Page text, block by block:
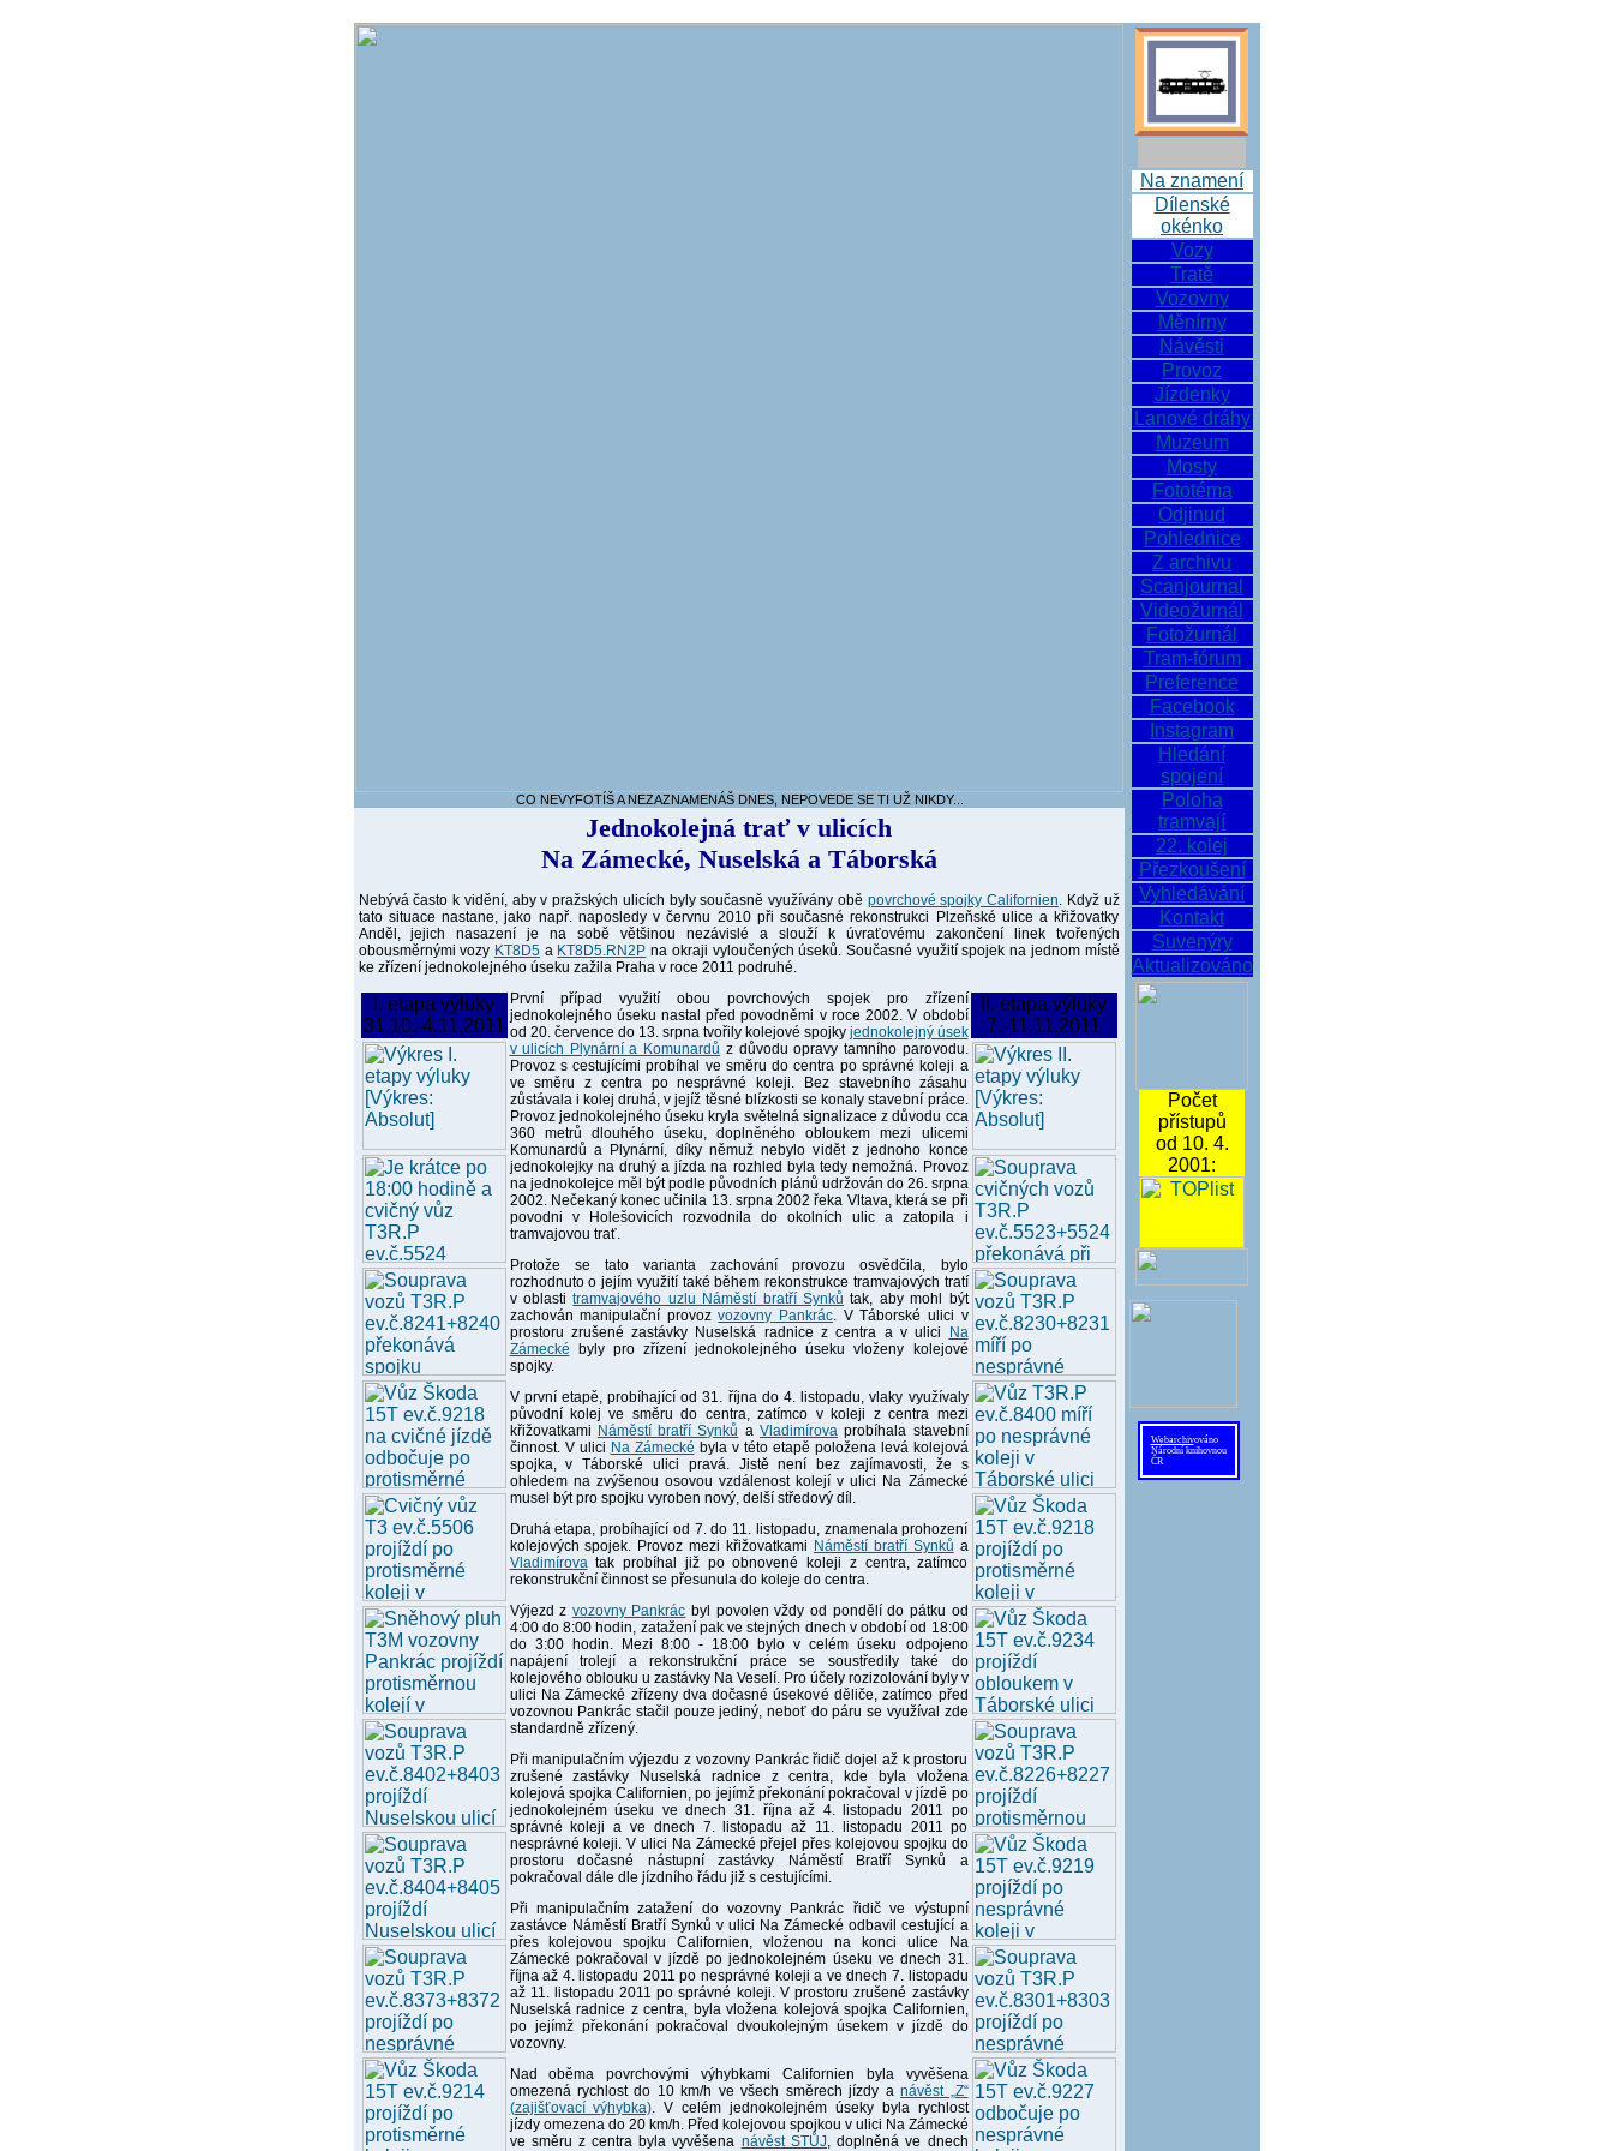
CO NEVYFOTÍŠ A NEZAZNAMENÁŠ DNES, NEPOVEDE SE TI UŽ NIKDY...
Na znamení
Dílenské
okénko
Vozy
Tratě
Vozovny
Měnírny
Návěsti
Provoz
Jízdenky
Lanové dráhy
Muzeum
Mosty
Fototéma
Odjinud
Pohlednice
Z archivu
Scanjournal
Videožurnál
Fotožurnál
Tram-fórum
Preference
Facebook
Instagram
Hledání
spojení
Poloha
tramvají
22. kolej
Přezkoušení
Vyhledávání
Kontakt
Suvenýry
Aktualizováno
Počet
přístupů
od 10. 4.
2001:
Webarchivováno
Národní knihovnou
ČR
Jednokolejná trať v ulicích
Na Zámecké, Nuselská a Táborská
Nebývá často k vidění, aby v pražských ulicích byly současně využívány obě povrchové spojky Californien. Když už
tato situace nastane, jako např. naposledy v červnu 2010 při současné rekonstrukci Plzeňské ulice a křižovatky
Anděl, jejich nasazení je na sobě většinou nezávislé a slouží k úvraťovému zakončení linek tvořených
obousměrnými vozy KT8D5a KT8D5.RN2P na okraji vyloučených úseků. Současné využití spojek na jednom místě
ke zřízení jednokolejného úseku zažila Praha v roce 2011 podruhé.
I. etapa výluky
31.10.-4.11.2011
II. etapa výluky
7.-11.11.2011
První případ využití obou povrchových spojek pro zřízení
jednokolejného úseku nastal před povodněmi v roce 2002. V období
od 20. července do 13. srpna tvořily kolejové spojky jednokolejný úsek
v ulicích Plynární a Komunardů z důvodu opravy tamního parovodu.
Provoz s cestujícími probíhal ve směru do centra po správné koleji a
ve směru z centra po nesprávné koleji. Bez stavebního zásahu
zůstávala i kolej druhá, v jejíž těsné blízkosti se konaly stavební práce.
Provoz jednokolejného úseku kryla světelná signalizace z důvodu cca
360 metrů dlouhého úseku, doplněného obloukem mezi ulicemi
Komunardů a Plynární, díky němuž nebylo vidět z jednoho konce
jednokolejky na druhý a jízda na rozhled byla tedy nemožná. Provoz
na jednokolejce měl být podle původních plánů udržován do 26. srpna
2002. Nečekaný konec učinila 13. srpna 2002 řeka Vltava, která se při
povodni v Holešovicích rozvodnila do okolních ulic a zatopila i
tramvajovou trať.
Protože se tato varianta zachování provozu osvědčila, bylo
rozhodnuto o jejím využití také během rekonstrukce tramvajových tratí
v oblastitramvajového uzlu Náměstí bratří Synků tak, aby mohl být
zachován manipulační provozvozovny Pankrác. V Táborské ulici v
prostoru zrušené zastávky Nuselská radnice z centra a v ulici
Na
Zámecké byly pro zřízení jednokolejného úseku vloženy kolejové
spojky.
V první etapě, probíhající od 31. října do 4. listopadu, vlaky využívaly
původní kolej ve směru do centra, zatímco v koleji z centra mezi
křižovatkami Náměstí bratří Synků a Vladimírovaprobíhala stavební
činnost. V ulici Na Zámecké byla v této etapě položena levá kolejová
spojka, v Táborské ulici pravá. Jistě není bez zajímavosti, že s
ohledem na zvýšenou osovou vzdálenost kolejí v ulici Na Zámecké
musel být pro spojku vyroben nový, delší středový díl.
Druhá etapa, probíhající od 7. do 11. listopadu, znamenala prohození
kolejových spojek. Provoz mezi křižovatkami Náměstí bratří Synků a
Vladimírovatak probíhal již po obnovené koleji z centra, zatímco
rekonstrukční činnost se přesunula do koleje do centra.
Výjezd z vozovny Pankrác byl povolen vždy od pondělí do pátku od
4:00 do 8:00 hodin, zatažení pak ve stejných dnech v období od 18:00
do 3:00 hodin. Mezi 8:00 - 18:00 bylo v celém úseku odpojeno
napájení trolejí a rekonstrukční práce se soustředily také do
kolejového oblouku u zastávky Na Veselí. Pro účely rozizolování byly v
ulici Na Zámecké zřízeny dva dočasné úsekové děliče, zatímco před
vozovnou Pankrác stačil pouze jediný, neboť do páru se využíval zde
standardně zřízený.
Při manipulačním výjezdu z vozovny Pankrác řidič dojel až k prostoru
zrušené zastávky Nuselská radnice z centra, kde byla vložena
kolejová spojka Californien, po jejímž překonání pokračoval v jízdě po
jednokolejném úseku ve dnech 31. října až 4. listopadu 2011 po
správné koleji a ve dnech 7. listopadu až 11. listopadu 2011 po
nesprávné koleji. V ulici Na Zámecké přejel přes kolejovou spojku do
prostoru dočasné nástupní zastávky Náměstí Bratří Synků a
pokračoval dále dle jízdního řádu již s cestujícími.
Při manipulačním zatažení do vozovny Pankrác řidič ve výstupní
zastávce Náměstí Bratří Synků v ulici Na Zámecké odbavil cestující a
přes kolejovou spojku Californien, vloženou na konci ulice Na
Zámecké pokračoval v jízdě po jednokolejném úseku ve dnech 31.
října až 4. listopadu 2011 po nesprávné koleji a ve dnech 7. listopadu
až 11. listopadu 2011 po správné koleji. V prostoru zrušené zastávky
Nuselská radnice z centra, byla vložena kolejová spojka Californien,
po jejímž překonání pokračoval dvoukolejným úsekem v jízdě do
vozovny.
Nad oběma povrchovými výhybkami Californien byla vyvěšena
omezená rychlost do 10 km/h ve všech směrech jízdy anávěst „Z“
(zajišťovací výhybka). V celém jednokolejném úseky byla rychlost
jízdy omezena do 20 km/h. Před kolejovou spojkou v ulici Na Zámecké
ve směru z centra byla vyvěšena návěst STŮJ, doplněná ve dnech